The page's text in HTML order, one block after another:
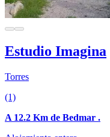
Estudio Imagina
Torres
(1)
A 12.2 Km de Bedmar .